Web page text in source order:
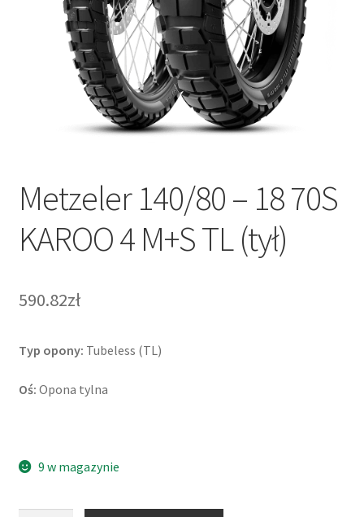
Metzeler 140/80 – 18 70S
KAROO 4 M+S TL (tył)
590.82zł
Typ opony: Tubeless (TL)
Oś: Opona tylna
9 w magazynie